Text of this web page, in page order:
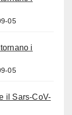
05
i
05
il Sars-CoV-